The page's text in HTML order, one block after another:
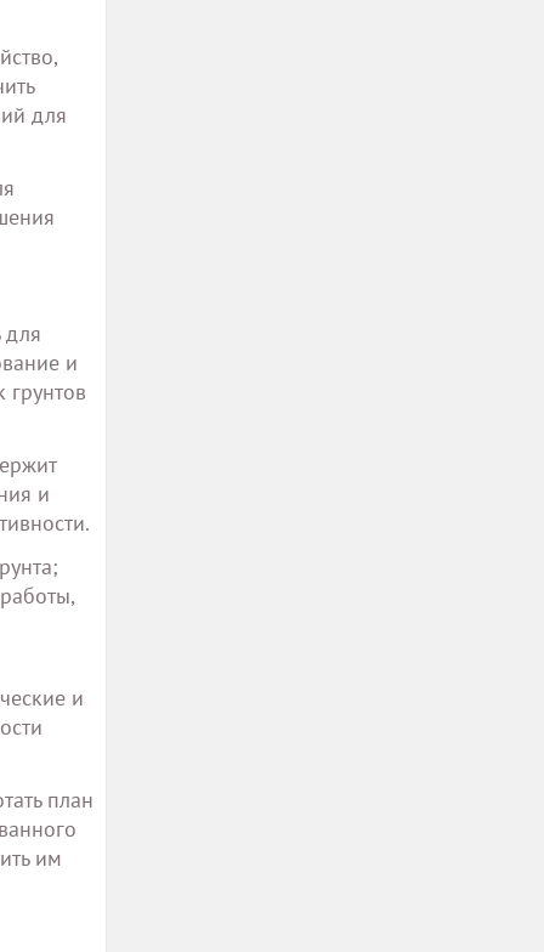
для
для
и
грунтов
и
и
план
им